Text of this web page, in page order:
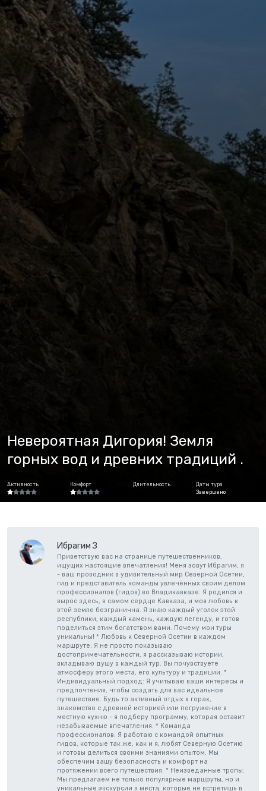
Невероятная Дигория! Земля
горных вод и древних традиций .
Активность Комфорт Длительность
Даты тура
Завершено
Ибрагим З
Приветствую вас на странице путешественников,
ищущих настоящие впечатления! Меня зовут Ибрагим, я
- ваш проводник в удивительный мир Северной Осетии,
гид и представитель команды увлечённых своим делом
профессионалов (гидов) во Владикавказе. Я родился и
вырос здесь, в самом сердце Кавказа, и моя любовь к
этой земле безгранична. Я знаю каждый уголок этой
республики, каждый камень, каждую легенду, и готов
поделиться этим богатством вами. Почему мои туры
уникальны! * Любовь к Северной Осетии в каждом
маршруте: Я не просто показываю
достопримечательности, я рассказываю истории,
вкладываю душу в каждый тур. Вы почувствуете
атмосферу этого места, его культуру и традиции. *
Индивидуальный подход: Я учитываю ваши интересы и
предпочтения, чтобы создать для вас идеальное
путешествие. Будь то активный отдых в горах,
знакомство с древней историей или погружение в
местную кухню - я подберу программу, которая оставит
незабываемые впечатления. * Команда
профессионалов: Я работаю с командой опытных
гидов, которые так же, как и я, любят Северную Осетию
и готовы делиться своими знаниями опытом. Мы
обеспечим вашу безопасность и комфорт на
протяжении всего путешествия. * Неизведанные тропы:
Мы предлагаем не только популярные маршруты, но и
уникальные экскурсии в места, которые не встретишь в